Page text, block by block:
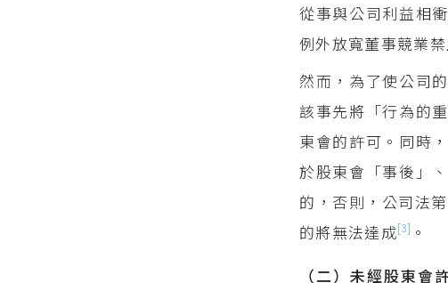
從事與公司利益相
例外放寬董事競業
然而，為了使公司
該事先將「行為的
東會的許可。同時
於股東會「事後」
的，否則，公司法
的將無法達成[3] 。
（二）未經股東會